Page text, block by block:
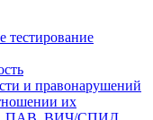
тестирование
и правонарушений
их